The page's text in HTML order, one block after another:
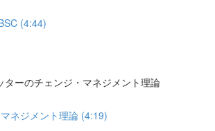
(4:44)
ーのチェンジ・マネジメント理論
ネジメント理論 (4:19)